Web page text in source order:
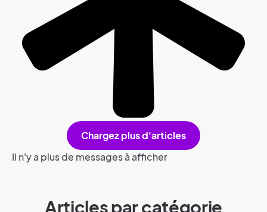
Chargez plus d'articles
Il n'y a plus de messages à afficher
Articles par catégorie